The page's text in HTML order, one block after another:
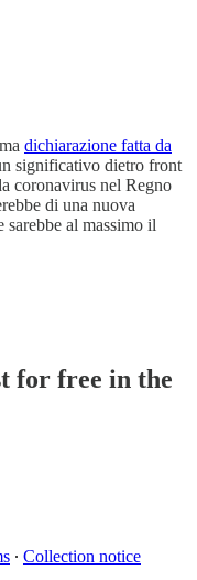
dichiarazione fatta da
significativo dietro front
coronavirus nel Regno
di una nuova
sarebbe al massimo il
for free in the
∙ Collection notice